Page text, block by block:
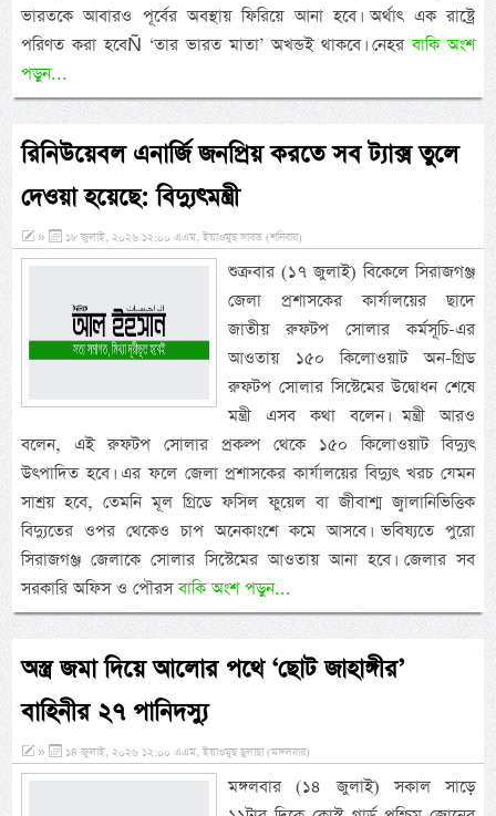
ভারতকে আবারও পূর্বের অবস্থায় ফিরিয়ে আনা হবে। অর্থাৎ এক রাষ্ট্রে
পরিণত করা হবেÑ ‘তার ভারত মাতা’ অখন্ডই থাকবে। নেহরবাকি অংশ
পড়ুন...
রিনিউয়েবল এনার্জি জনপ্রিয় করতে সব ট্যাক্স তুলে
দেওয়া হয়েছে: বিদ্যুৎমন্ত্রী
» ১৮ জুলাই, ২০২৬ ১২:০০ এএম, ইয়াওমুছ সাবত (শনিবার)
শুক্রবার (১৭ জুলাই) বিকেলে সিরাজগঞ্জ
জেলা প্রশাসকের কার্যালয়ের ছাদে
জাতীয় রুফটপ সোলার কর্মসূচি-এর
আওতায় ১৫০ কিলোওয়াট অন-গ্রিড
রুফটপ সোলার সিস্টেমের উদ্বোধন শেষে
মন্ত্রী এসব কথা বলেন। মন্ত্রী আরও
বলেন, এই রুফটপ সোলার প্রকল্প থেকে ১৫০ কিলোওয়াট বিদ্যুৎ
উৎপাদিত হবে। এর ফলে জেলা প্রশাসকের কার্যালয়ের বিদ্যুৎ খরচ যেমন
সাশ্রয় হবে, তেমনি মূল গ্রিডে ফসিল ফুয়েল বা জীবাশ্ম জ্বালানিভিত্তিক
বিদ্যুতের ওপর থেকেও চাপ অনেকাংশে কমে আসবে। ভবিষ্যতে পুরো
সিরাজগঞ্জ জেলাকে সোলার সিস্টেমের আওতায় আনা হবে। জেলার সব
সরকারি অফিস ও পৌরসবাকি অংশ পড়ুন...
অস্ত্র জমা দিয়ে আলোর পথে ‘ছোট জাহাঙ্গীর’
বাহিনীর ২৭ পানিদস্যু
» ১৪ জুলাই, ২০২৬ ১২:০০ এএম, ইয়াওমুছ ছুলাছা (মঙ্গলবার)
মঙ্গলবার (১৪ জুলাই) সকাল সাড়ে